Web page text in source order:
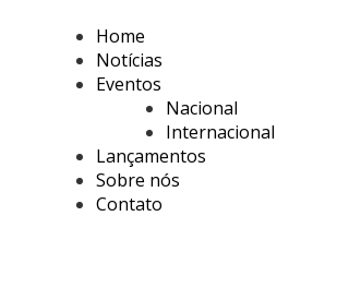
Home
Notícias
Eventos
Nacional
Internacional
Lançamentos
Sobre nós
Contato